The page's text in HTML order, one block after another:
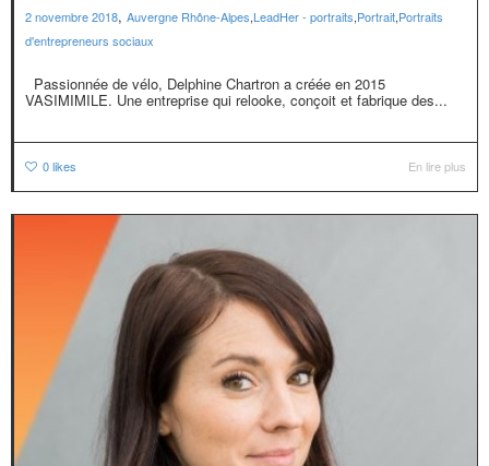
2 novembre 2018, Auvergne Rhône-Alpes,LeadHer - portraits,Portrait,Portraits
d'entrepreneurs sociaux
Passionnée de vélo, Delphine Chartron a créée en 2015
VASIMIMILE. Une entreprise qui relooke, conçoit et fabrique des...
0likes En lire plus